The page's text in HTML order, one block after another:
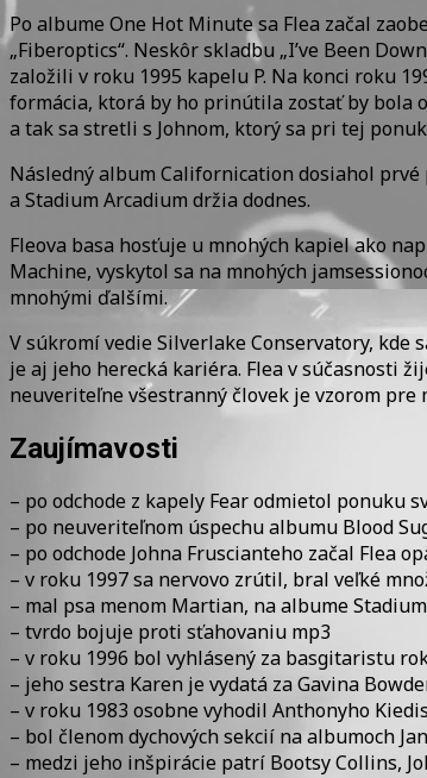
Po albume One Hot Minute sa Flea začal
„Fiberoptics“. Neskôr skladbu „I’ve Been
založili v roku 1995 kapelu P. Na konci roku
formácia, ktorá by ho prinútila zostať by bola
a tak sa stretli s Johnom, ktorý sa pri tej
Následný album Californication dosiahol prvé
a Stadium Arcadium držia dodnes.
Fleova basa hosťuje u mnohých kapiel ako
Machine, vyskytol sa na mnohých
mnohými ďalšími.
V súkromí vedie Silverlake Conservatory, kde
je aj jeho herecká kariéra. Flea v súčasnosti
neuveriteľne všestranný človek je vzorom
Zaujímavosti
– po odchode z kapely Fear odmietol ponuku
– po neuveriteľnom úspechu albumu Blood
– po odchode Johna Fruscianteho začal Flea
– v roku 1997 sa nervovo zrútil, bral veľké
– mal psa menom Martian, na albume
– tvrdo bojuje proti sťahovaniu mp3
– v roku 1996 bol vyhlásený za basgitaristu
– jeho sestra Karen je vydatá za Gavina
– v roku 1983 osobne vyhodil Anthonyho
– bol členom dychových sekcií na albumoch
– medzi jeho inšpirácie patrí Bootsy Collins,